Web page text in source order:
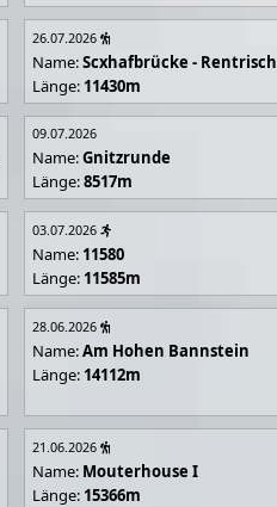
26.07.2026
Name:Scxhafbrücke - Rentrisch
Länge: 11430m
09.07.2026
Name:Gnitzrunde
Länge:8517m
03.07.2026
Name: 11580
Länge: 11585m
28.06.2026
Name:Am Hohen Bannstein
Länge: 14112m
21.06.2026
Name: Mouterhouse I
Länge: 15366m